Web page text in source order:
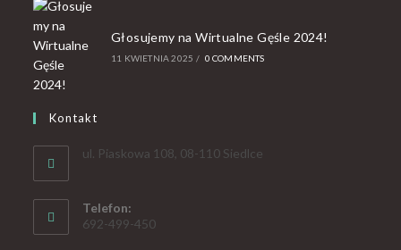
Głosujemy na Wirtualne Gęśle 2024!
11 KWIETNIA 2025 / 0 COMMENTS
Kontakt
ul. Piaskowa 108, 08-110 Siedlce
Telefon:
692-499-450